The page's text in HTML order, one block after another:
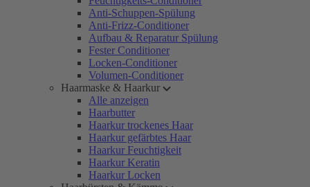
Anti-Schuppen-Spülung
Anti-Frizz-Conditioner
Aufbau & Reparatur Spülung
Fester Conditioner
Locken-Conditioner
Volumen-Conditioner
Haarmaske & Haarkur
Alle anzeigen
Haarbutter
Haarkur trockenes Haar
Haarkur gefärbtes Haar
Haarkur Feuchtigkeit
Haarkur Keratin
Haarkur Locken